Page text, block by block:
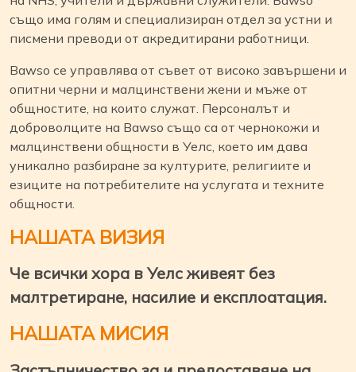
също има голям и специализиран отдел за устни и
писмени преводи от акредитирани работници.
Bawso се управлява от съвет от високо завършени и
опитни черни и малцинствени жени и мъже от
общностите, на които служат. Персоналът и
доброволците на Bawso също са от чернокожи и
малцинствени общности в Уелс, което им дава
уникално разбиране за културите, религиите и
езиците на потребителите на услугата и техните
общности.
НАШАТА ВИЗИЯ
Че всички хора в Уелс живеят без
малтретиране, насилие и експлоатация.
НАШАТА МИСИЯ